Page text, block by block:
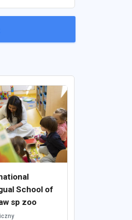
School of
sp zoo